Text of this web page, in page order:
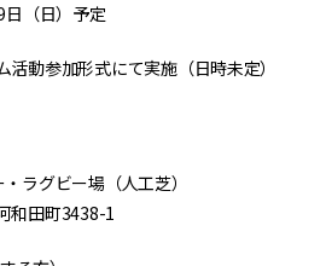
（日）予定
動参加形式にて実施（日時未定）
ラグビー場（人工芝）
和田町3438-1